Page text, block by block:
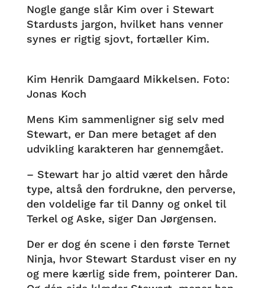
Nogle gange slår Kim over i Stewart
Stardusts jargon, hvilket hans venner
synes er rigtig sjovt, fortæller Kim.
Kim Henrik Damgaard Mikkelsen. Foto:
Jonas Koch
Mens Kim sammenligner sig selv med
Stewart, er Dan mere betaget af den
udvikling karakteren har gennemgået.
– Stewart har jo altid været den hårde
type, altså den fordrukne, den perverse,
den voldelige far til Danny og onkel til
Terkel og Aske, siger Dan Jørgensen.
Der er dog én scene i den første Ternet
Ninja, hvor Stewart Stardust viser en ny
og mere kærlig side frem, pointerer Dan.